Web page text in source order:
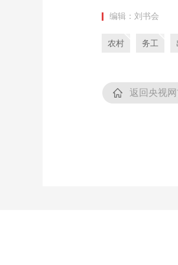
编辑：刘书会
农村 务工
返回央视